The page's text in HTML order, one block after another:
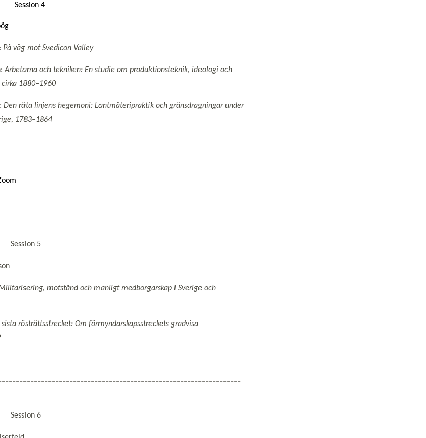
Session 4
På väg mot Svedicon Valley
Arbetarna och tekniken: En studie om produktionsteknik, ideologi och
cirka 1880–1960
Den räta linjens hegemoni: Lantmäteripraktik och gränsdragningar under
1783–1864
5
motstånd och manligt medborgarskap i Sverige och
rösträttsstrecket: Om förmyndarskapsstreckets gradvisa
6